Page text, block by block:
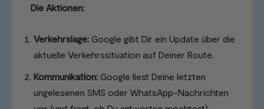
Die Aktionen:
Verkehrslage: Google gibt Dir ein Update über die
aktuelle Verkehrssituation auf Deiner Route.
Kommunikation: Google liest Deine letzten
ungelesenen SMS oder WhatsApp-Nachrichten